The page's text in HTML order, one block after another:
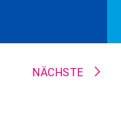
NÄCHSTE